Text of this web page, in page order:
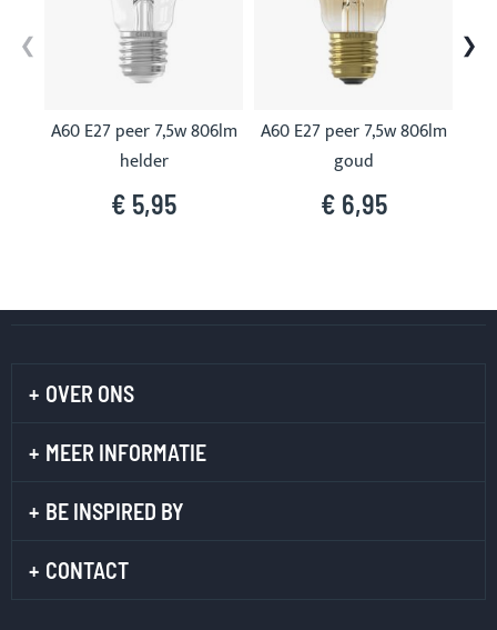
A60 E27 peer 7,5w 806lm
helder
€ 5,95
A60 E27 peer 7,5w 806lm
goud
€ 6,95
OVER ONS
MEER INFORMATIE
BE INSPIRED BY
CONTACT